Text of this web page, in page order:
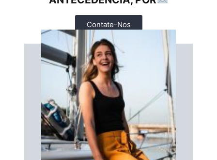
Contate-Nos
O seu fotógrafo profissional a bordo!
Livro